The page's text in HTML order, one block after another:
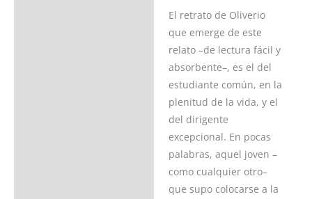
El retrato de Oliverio
que emerge de este
relato –de lectura fácil y
absorbente–, es el del
estudiante común, en la
plenitud de la vida, y el
del dirigente
excepcional. En pocas
palabras, aquel joven –
como cualquier otro–
que supo colocarse a la